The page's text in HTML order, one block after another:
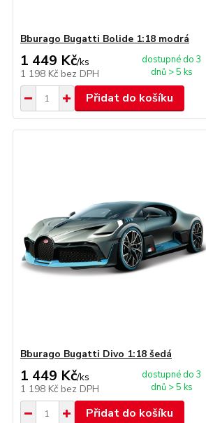
Bburago Bugatti Bolide 1:18 modrá
1 449 Kč/ks
1 198 Kč bez DPH
dostupné do 3
dnů > 5 ks
Přidat do košíku
Bburago Bugatti Divo 1:18 šedá
1 449 Kč/ks
1 198 Kč bez DPH
dostupné do 3
dnů > 5 ks
Přidat do košíku